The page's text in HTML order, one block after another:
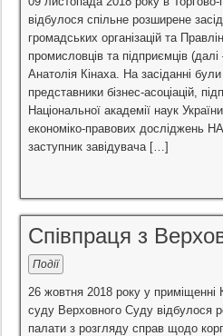
відбулося спільне розширене
громадських організацій та
промисловців та підприємців
Анатолія Кінаха. На засіданні
представники бізнес-асоціацій,
Національної академії наук
економіко-правових досліджень
заступник завідувача […]
Співпраця з
Події
26 жовтня 2018 року у приміщенні
суду Верховного Суду відбулося
палати з розгляду справ щодо